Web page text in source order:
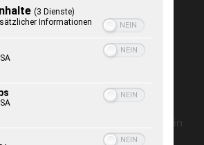
Vom Tellerwäscher zum Millionär?
Schleswig-Holsteiner in Amerika.
Ghana Union Kiel Schleswig-Holstein
(3 Dienste)
Informationen